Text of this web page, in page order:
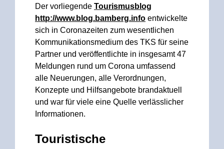
Der vorliegende Tourismusblog
http://www.blog.bamberg.info entwickelte
sich in Coronazeiten zum wesentlichen
Kommunikationsmedium des TKS für seine
Partner und veröffentlichte in insgesamt 47
Meldungen rund um Corona umfassend
alle Neuerungen, alle Verordnungen,
Konzepte und Hilfsangebote brandaktuell
und war für viele eine Quelle verlässlicher
Informationen.
Touristische